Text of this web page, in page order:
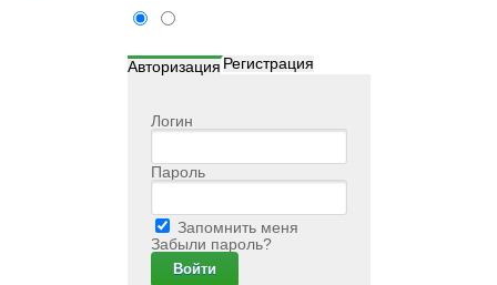
Авторизация Регистрация
Логин
Пароль
Запомнить меня
Забыли пароль?